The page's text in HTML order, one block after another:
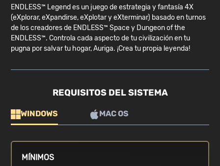
ENDLESS™ Legend es un juego de estrategia y fantasía 4X
(eXplorar, eXpandirse, eXplotar y eXterminar) basado en turnos
de los creadores de ENDLESS™ Space y Dungeon of the
ENDLESS™. Controla cada aspecto de tu civilización en tu
pugna por salvar tu hogar, Auriga. ¡Crea tu propia leyenda!
REQUISITOS DEL SISTEMA
WINDOWS MAC OS
MÍNIMOS